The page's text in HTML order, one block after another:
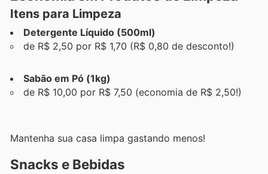
Itens para Limpeza
Detergente Líquido (500ml)
de R$ 2,50 por R$ 1,70 (R$ 0,80 de desconto!)
Sabão em Pó (1kg)
de R$ 10,00 por R$ 7,50 (economia de R$ 2,50!)
Mantenha sua casa limpa gastando menos!
Snacks e Bebidas